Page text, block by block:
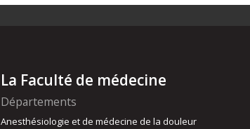
La Faculté de médecine
Départements
Anesthésiologie et de médecine de la douleur